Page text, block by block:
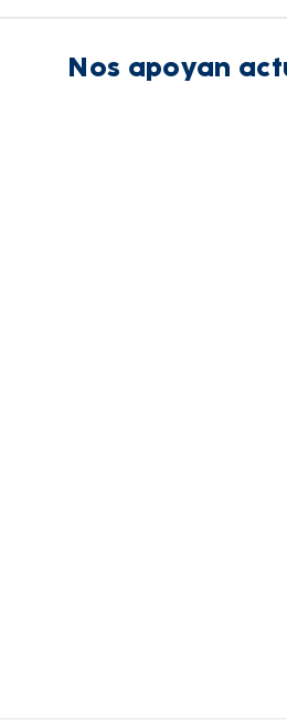
Nos apoyan